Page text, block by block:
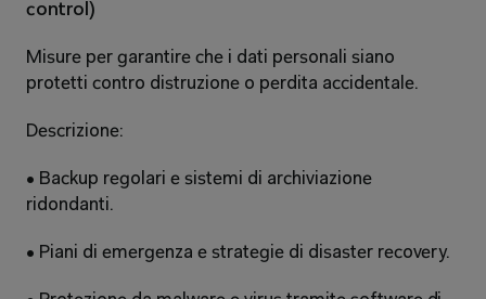
control)
Misure per garantire che i dati personali siano
protetti contro distruzione o perdita accidentale.
Descrizione:
• Backup regolari e sistemi di archiviazione
ridondanti.
• Piani di emergenza e strategie di disaster recovery.